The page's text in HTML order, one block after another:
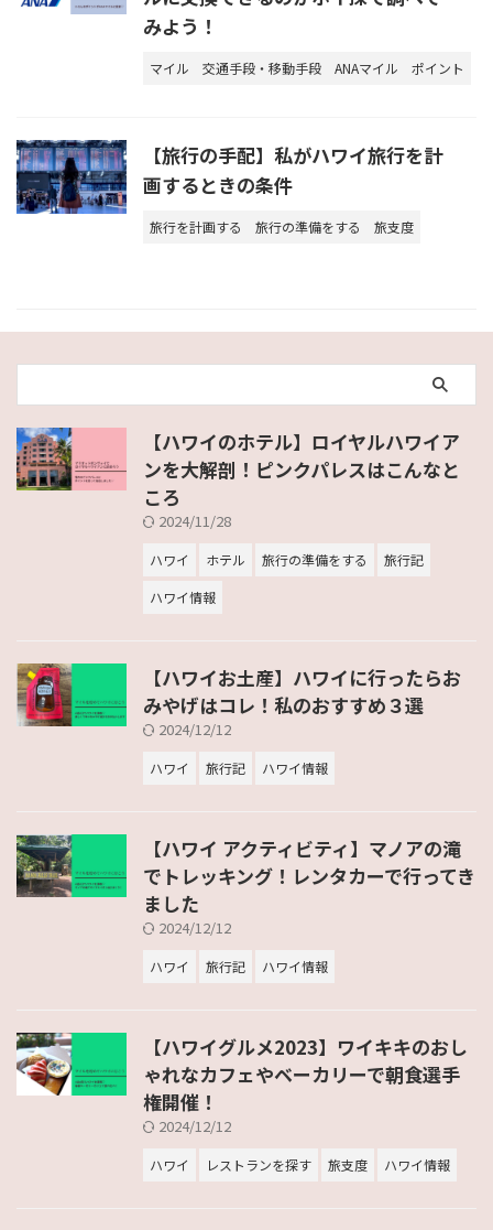
みよう！
マイル 交通手段・移動手段 ANAマイル ポイント
【旅行の手配】私がハワイ旅行を計
画するときの条件
旅行を計画する 旅行の準備をする 旅支度
【ハワイのホテル】ロイヤルハワイア
ンを大解剖！ピンクパレスはこんなと
ころ
2024/11/28
ハワイ ホテル 旅行の準備をする
旅行記
ハワイ情報
【ハワイお土産】ハワイに行ったらお
みやげはコレ！私のおすすめ３選
2024/12/12
ハワイ 旅行記 ハワイ情報
【ハワイ アクティビティ】マノアの滝
でトレッキング！レンタカーで行ってき
ました
2024/12/12
ハワイ 旅行記 ハワイ情報
【ハワイグルメ2023】ワイキキのおし
ゃれなカフェやベーカリーで朝食選手
権開催！
2024/12/12
ハワイ レストランを探す 旅支度 ハワイ情報